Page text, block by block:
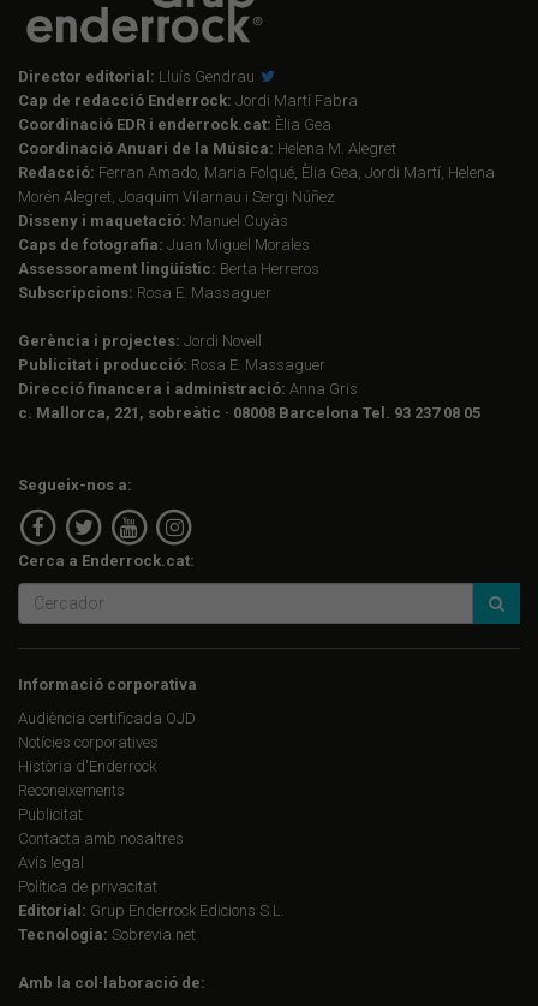
Director editorial: Lluís Gendrau
Cap de redacció Enderrock: Jordi Martí Fabra
Coordinació EDR i enderrock.cat: Èlia Gea
Coordinació Anuari de la Música: Helena M. Alegret
Redacció: Ferran Amado, Maria Folqué, Èlia Gea, Jordi Martí, Helena
Morén Alegret, Joaquim Vilarnau i Sergi Núñez
Disseny i maquetació: Manuel Cuyàs
Caps de fotografia: Juan Miguel Morales
Assessorament lingüístic: Berta Herreros
Subscripcions: Rosa E. Massaguer
Gerència i projectes: Jordi Novell
Publicitat i producció: Rosa E. Massaguer
Direcció financera i administració: Anna Gris
c. Mallorca, 221, sobreàtic · 08008 Barcelona Tel. 93 237 08 05
Segueix-nos a:
Cerca a Enderrock.cat:
Informació corporativa
Audiència certificada OJD
Notícies corporatives
Història d'Enderrock
Reconeixements
Publicitat
Contacta amb nosaltres
Avís legal
Política de privacitat
Editorial: Grup Enderrock Edicions S.L.
Tecnologia: Sobrevia.net
Amb la col·laboració de: